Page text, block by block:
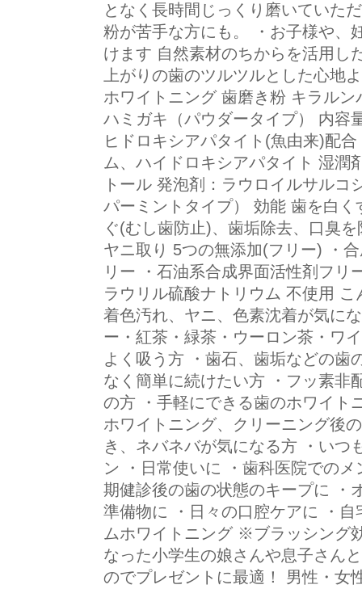
となく長時間じっくり磨いていた
粉が苦手な方にも。 ・お子様や、
けます 自然素材のちからを活用し
上がりの歯のツルツルとした心地
ホワイトニング 歯磨き粉 キラル
ハミガキ（パウダータイプ） 内容
ヒドロキシアパタイト(魚由来)配
ム、ハイドロキシアパタイト 湿潤
トール 発泡剤：ラウロイルサル
パーミントタイプ） 効能 歯を白
ぐ(むし歯防止)、歯垢除去、口臭
ヤニ取り 5つの無添加(フリー) ・
リー ・石油系合成界面活性剤フリ
ラウリル硫酸ナトリウム 不使用
着色汚れ、ヤニ、色素沈着が気に
ー・紅茶・緑茶・ウーロン茶・ワ
よく吸う方 ・歯石、歯垢などの歯
なく簡単に続けたい方 ・フッ素非
の方 ・手軽にできる歯のホワイト
ホワイトニング、クリーニング後
き、ネバネバが気になる方 ・いつ
ン ・日常使いに ・歯科医院での
期健診後の歯の状態のキープに ・
準備物に ・日々の口腔ケアに ・
ムホワイトニング ※ブラッシング
なった小学生の娘さんや息子さん
のでプレゼントに最適！ 男性・女